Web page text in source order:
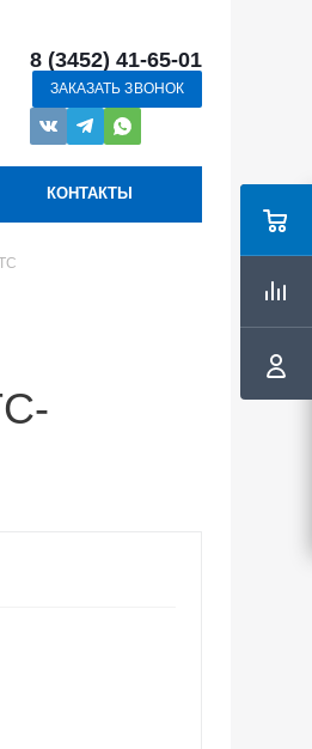
8 (3452) 41-65-01
ЗАКАЗАТЬ ЗВОНОК
КОНТАКТЫ